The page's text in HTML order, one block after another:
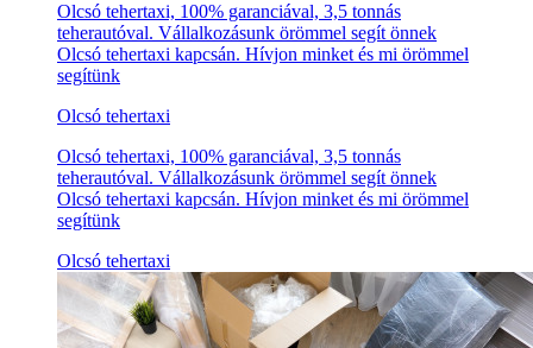
Olcsó tehertaxi, 100% garanciával, 3,5 tonnás
teherautóval. Vállalkozásunk örömmel segít önnek
Olcsó tehertaxi kapcsán. Hívjon minket és mi örömmel
segítünk
Olcsó tehertaxi
Olcsó tehertaxi, 100% garanciával, 3,5 tonnás
teherautóval. Vállalkozásunk örömmel segít önnek
Olcsó tehertaxi kapcsán. Hívjon minket és mi örömmel
segítünk
Olcsó tehertaxi